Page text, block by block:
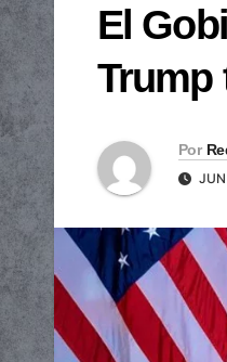
El
Trump
Por